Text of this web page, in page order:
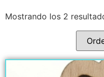
Mostrando los 2